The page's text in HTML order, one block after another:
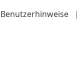
Benutzerhinweise |